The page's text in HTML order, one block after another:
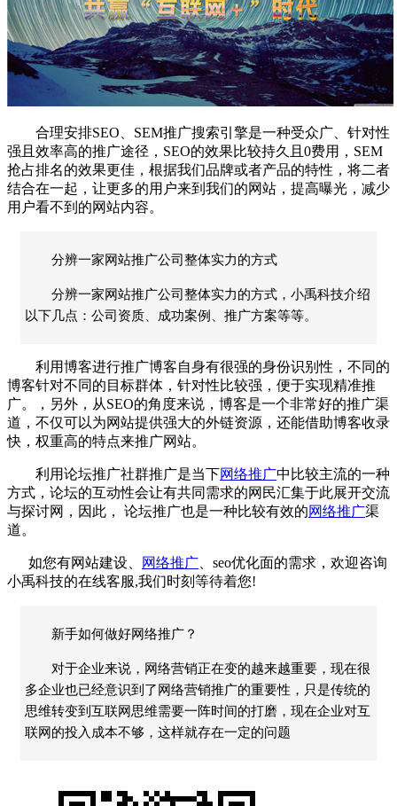
合理安排SEO SEM推广搜索引擎是一种受众广、针对性
强且效率高的推广途径， SEO的效果比较持久且 0费用， SEM
抢占排名的效果更佳，根据我们品牌或者产品的特性，将二者
结合在一起，让更多的用户来到我们的网站，提高曝光，减少
用户看不到的网站内容。
分辨一家网站推广公司整体实力的方式
分辨一家网站推广公司整体实力的方式，小禹科技介绍
以下几点：公司资质、成功案例、推广方案等等。
利用博客进行推广博客自身有很强的身份识别性，不同的
博客针对不同的目标群体，针对性比较强，便于实现精准推
广。，另外，从SEO的角度来说，博客是一个非常好的推广渠
道，不仅可以为网站提供强大的外链资源，还能借助博客收录
快，权重高的特点来推广网站。
利用论坛推广社群推广是当下网络推广中比较主流的一种
方式，论坛的互动性会让有共同需求的网民汇集于此展开交流
与探讨网，因此，
论坛推广也是一种比较有效的网络推广渠
道。
如您有网站建设、 网络推广 seo优化面的需求，欢迎咨询
小禹科技的在线客服,我们时刻等待着您!
新手如何做好网络推广？
对于企业来说，网络营销正在变的越来越重要，现在很
多企业也已经意识到了网络营销推广的重要性，只是传统的
思维转变到互联网思维需要一阵时间的打磨，现在企业对互
联网的投入成本不够，这样就存在一定的问题